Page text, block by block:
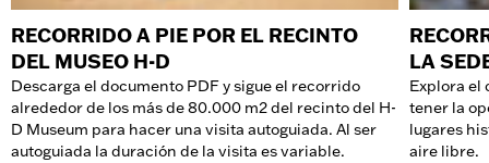
RECORRIDO A PIE POR EL RECINTO
DEL MUSEO H-D
Descarga el documento PDF y sigue el recorrido
alrededor de los más de 80.000 m2 del recinto del H-
D Museum para hacer una visita autoguiada. Al ser
autoguiada la duración de la visita es variable.
LA
Explora el
tener la
lugares
aire libre.